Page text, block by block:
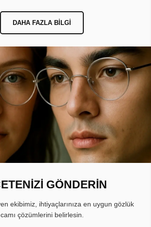
DAHA FAZLA BILGI
GÖNDERİN
ekibimiz, ihtiyaçlarınıza en uygun gözlük
camı çözümlerini belirlesin.